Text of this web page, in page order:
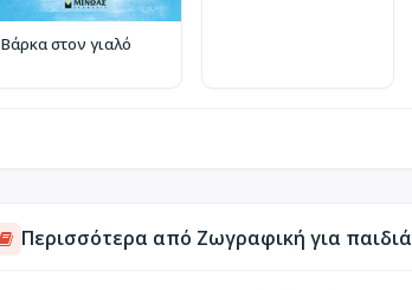
Βάρκα στον γιαλό
Περισσότερα από Ζωγραφική για παιδιά